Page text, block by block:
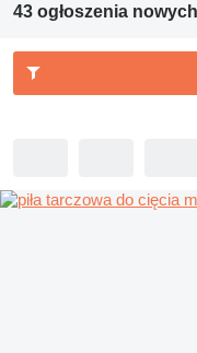
43 ogłoszenia